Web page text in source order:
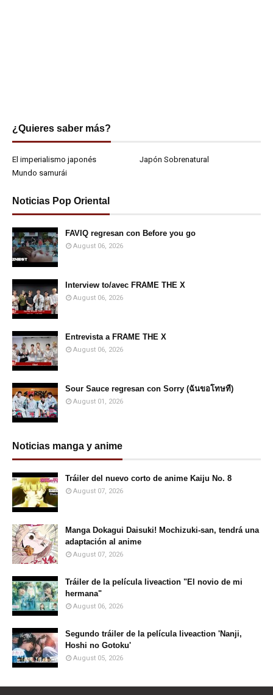
¿Quieres saber más?
El imperialismo japonés
Japón Sobrenatural
Mundo samurái
Noticias Pop Oriental
FAVIQ regresan con Before you go
August 06, 2026
Interview to/avec FRAME THE X
August 06, 2026
Entrevista a FRAME THE X
August 06, 2026
Sour Sauce regresan con Sorry (ฉันขอโทษที)
August 01, 2026
Noticias manga y anime
Tráiler del nuevo corto de anime Kaiju No. 8
August 07, 2026
Manga Dokagui Daisuki! Mochizuki-san, tendrá una
adaptación al anime
August 07, 2026
Tráiler de la película liveaction "El novio de mi
hermana"
August 06, 2026
Segundo tráiler de la película liveaction 'Nanji,
Hoshi no Gotoku'
August 05, 2026